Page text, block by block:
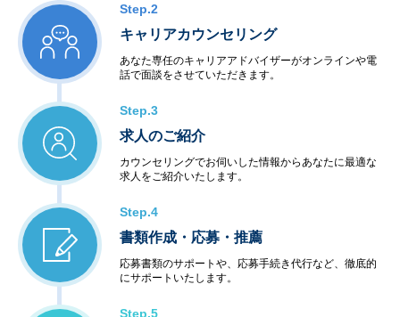
Step.2
キャリアカウンセリング
あなた専任のキャリアアドバイザーがオンラインや電
話で面談をさせていただきます。
Step.3
求人のご紹介
カウンセリングでお伺いした情報からあなたに最適な
求人をご紹介いたします。
Step.4
書類作成・応募・推薦
応募書類のサポートや、応募手続き代行など、徹底的
にサポートいたします。
Step.5